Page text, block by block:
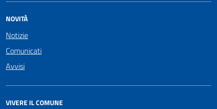
NOVITÀ
Notizie
Comunicati
Avvisi
VIVERE IL COMUNE